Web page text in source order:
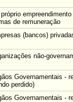
próprio
de remuneração
(bancos)
não-
Governamentais -
perdido)
Governamentais -